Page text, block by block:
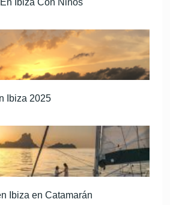
Ibiza 2025
Ibiza en Catamarán